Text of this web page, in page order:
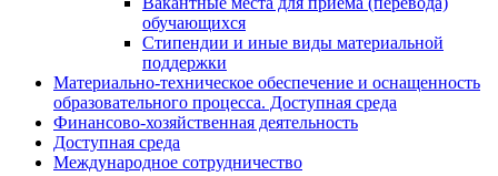
обучающихся
Стипендии и иные виды материальной
поддержки
Материально-техническое обеспечение и оснащенность
образовательного процесса. Доступная среда
Финансово-хозяйственная деятельность
Доступная среда
Международное сотрудничество